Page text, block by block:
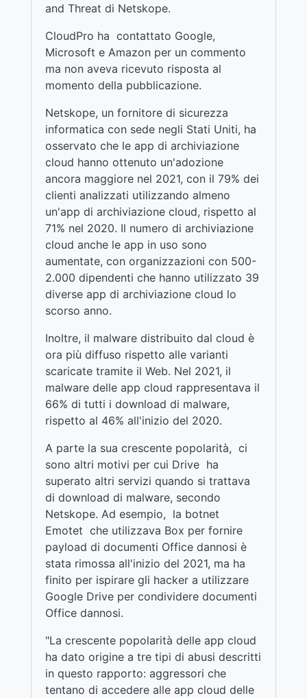
and Threat di Netskope.
CloudPro ha contattato Google,
Microsoft e Amazon per un commento
ma non aveva ricevuto risposta al
momento della pubblicazione.
Netskope, un fornitore di sicurezza
informatica con sede negli Stati Uniti, ha
osservato che le app di archiviazione
cloud hanno ottenuto un'adozione
ancora maggiore nel 2021, con il 79% dei
clienti analizzati utilizzando almeno
un'app di archiviazione cloud, rispetto al
71% nel 2020. Il numero di archiviazione
cloud anche le app in uso sono
aumentate, con organizzazioni con 500-
2.000 dipendenti che hanno utilizzato 39
diverse app di archiviazione cloud lo
scorso anno.
Inoltre, il malware distribuito dal cloud è
ora più diffuso rispetto alle varianti
scaricate tramite il Web. Nel 2021, il
malware delle app cloud rappresentava il
66% di tutti i download di malware,
rispetto al 46% all'inizio del 2020.
A parte la sua crescente popolarità, ci
sono altri motivi per cui Drive ha
superato altri servizi quando si trattava
di download di malware, secondo
Netskope. Ad esempio, la botnet
Emotet che utilizzava Box per fornire
payload di documenti Office dannosi è
stata rimossa all'inizio del 2021, ma ha
finito per ispirare gli hacker a utilizzare
Google Drive per condividere documenti
Office dannosi.
"La crescente popolarità delle app cloud
ha dato origine a tre tipi di abusi descritti
in questo rapporto: aggressori che
tentano di accedere alle app cloud delle